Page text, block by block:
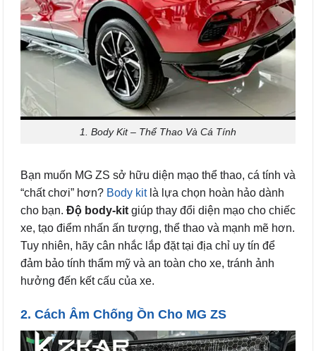
1. Body Kit – Thể Thao Và Cá Tính
Bạn muốn MG ZS sở hữu diện mạo thể thao, cá tính và
“chất chơi” hơn? Body kitlà lựa chọn hoàn hảo dành
cho bạn. Độ body-kit giúp thay đổi diện mạo cho chiếc
xe, tạo điểm nhấn ấn tượng, thể thao và mạnh mẽ hơn.
Tuy nhiên, hãy cân nhắc lắp đặt tại địa chỉ uy tín để
đảm bảo tính thẩm mỹ và an toàn cho xe, tránh ảnh
hưởng đến kết cấu của xe.
2. Cách Âm Chống Ồn Cho MG ZS